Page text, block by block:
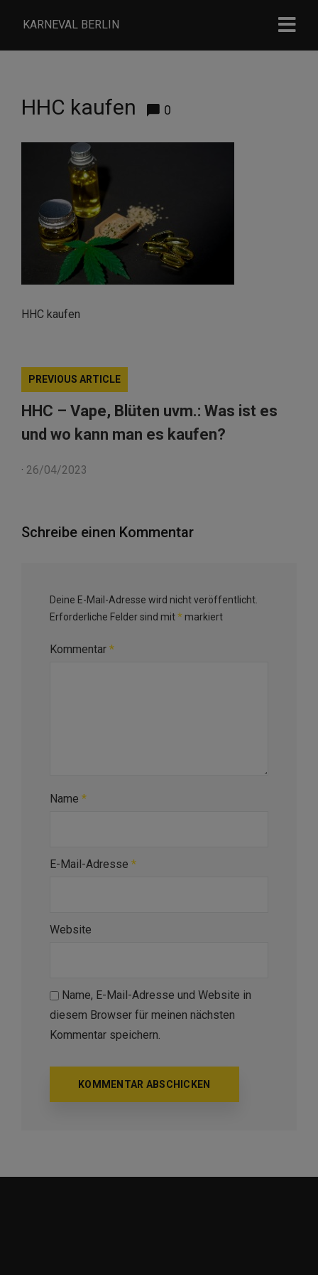
KARNEVAL BERLIN
HHC kaufen 0
HHC kaufen
PREVIOUS ARTICLE
HHC – Vape, Blüten uvm.: Was ist es
und wo kann man es kaufen?
· 26/04/2023
Schreibe einen Kommentar
Deine E-Mail-Adresse wird nicht veröffentlicht.
Erforderliche Felder sind mit* markiert
Kommentar *
Name *
E-Mail-Adresse *
Website
Name, E-Mail-Adresse und Website in
diesem Browser für meinen nächsten
Kommentar speichern.